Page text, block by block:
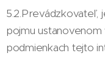
5.2.Prevádzkovateľ,
pojmu
podmienkach tejto